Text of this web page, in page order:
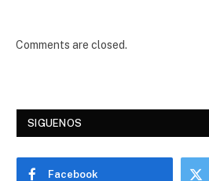
Comments are closed.
SIGUENOS
Facebook